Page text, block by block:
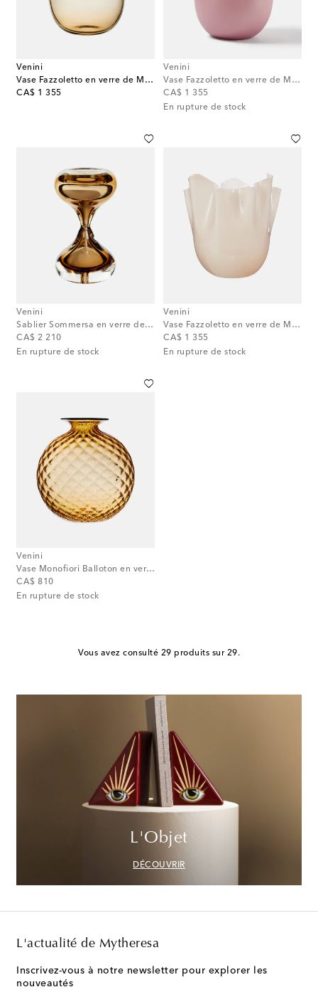
Venini
Vase Fazzoletto en verre de Murano par Fulvio Bianconi et Paolo Venini
CA$ 1 355
original price
Venini
Vase Fazzoletto en verre de Murano par Fulvio Bianconi et Paolo Venini
CA$ 1 355
original price
En rupture de stock
Venini
Sablier Sommersa en verre de Murano
CA$ 2 210
original price
En rupture de stock
Venini
Vase Fazzoletto en verre de Murano par Fulvio Bianconi et Paolo Venini
CA$ 1 355
original price
En rupture de stock
Venini
Vase Monofiori Balloton en verre de Murano
CA$ 810
original price
En rupture de stock
Vous avez consulté 29 produits sur 29.
L'Objet
DÉCOUVRIR
L'actualité de Mytheresa
Inscrivez-vous à notre newsletter pour explorer les
nouveautés